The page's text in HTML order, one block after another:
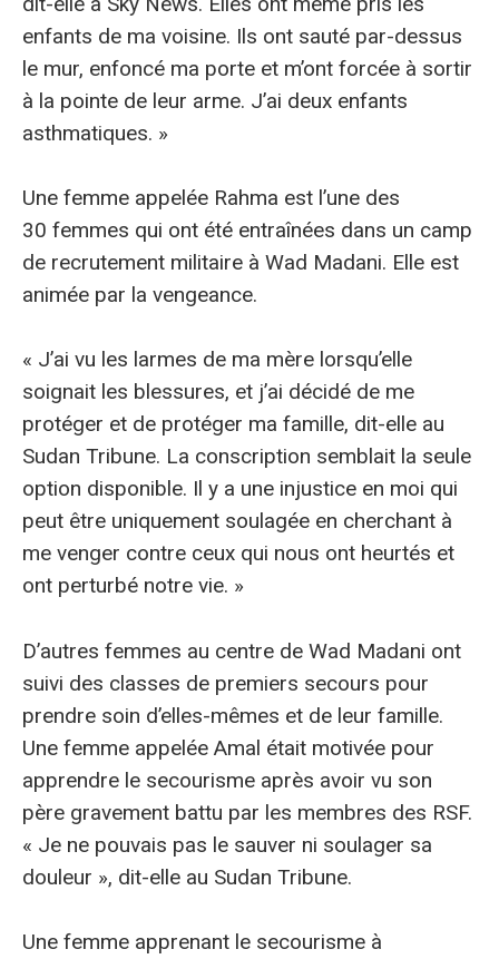
enfants de ma voisine. Ils ont sauté par-dessus
le mur, enfoncé ma porte et m’ont forcée à sortir
à la pointe de leur arme. J’ai deux enfants
asthmatiques. »
Une femme appelée Rahma est l’une des
30 femmes qui ont été entraînées dans un camp
de recrutement militaire à Wad Madani. Elle est
animée par la vengeance.
« J’ai vu les larmes de ma mère lorsqu’elle
soignait les blessures, et j’ai décidé de me
protéger et de protéger ma famille, dit-elle au
Sudan Tribune. La conscription semblait la seule
option disponible. Il y a une injustice en moi qui
peut être uniquement soulagée en cherchant à
me venger contre ceux qui nous ont heurtés et
ont perturbé notre vie. »
D’autres femmes au centre de Wad Madani ont
suivi des classes de premiers secours pour
prendre soin d’elles-mêmes et de leur famille.
Une femme appelée Amal était motivée pour
apprendre le secourisme après avoir vu son
père gravement battu par les membres des RSF.
« Je ne pouvais pas le sauver ni soulager sa
douleur », dit-elle au Sudan Tribune.
Une femme apprenant le secourisme à